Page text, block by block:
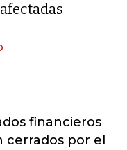
financieros
cerrados por el